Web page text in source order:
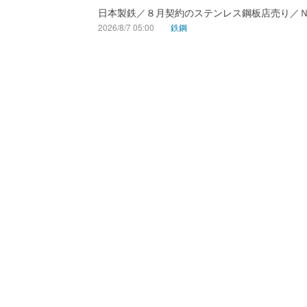
日本製鉄／８月契約のステンレス鋼板店売り／
2026/8/7 05:00 鉄鋼